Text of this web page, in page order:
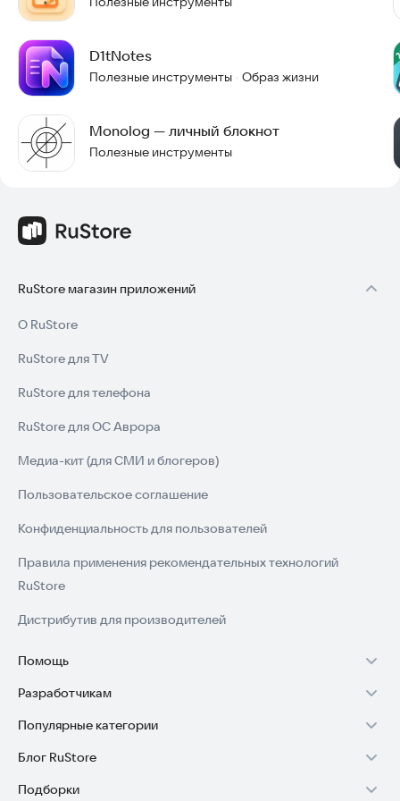
Cognote — это минимализм, скорость работы и ничего
лишнего. Идеально подходит как для быстрых ежедневных
записей, так и для ведения личного дневника или рабочих
D1tNotes
Полезные инструменты · Образ жизни
Monolog — личный блокнот
Полезные инструменты
RuStore магазин приложений
О RuStore
RuStore для TV
RuStore для телефона
RuStore для ОС Аврора
Медиа-кит (для СМИ и блогеров)
Пользовательское соглашение
Конфиденциальность для пользователей
Правила применения рекомендательных технологий
RuStore
Дистрибутив для производителей
Помощь
Установка RuStore на TV
Установка RuStore на телефон
Установка RuStore в машину
Разработчикам
Зарабатывать с RuStore
Стать разработчиком
Доступ к RuStore Консоль
Популярные категории
Игры для Android
Приложения банков
Блог RuStore
Обзоры игр для Android 2025
Подборки